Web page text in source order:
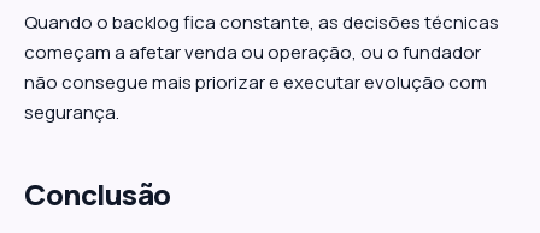
Quando o backlog fica constante, as decisões técnicas
começam a afetar venda ou operação, ou o fundador
não consegue mais priorizar e executar evolução com
segurança.
Conclusão